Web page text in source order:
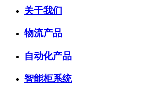
关于我们
物流产品
自动化产品
智能柜系统